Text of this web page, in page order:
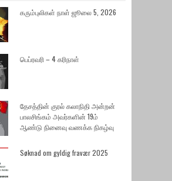
கரும்புலிகள் நாள் ஜூலை 5, 2026
பெப்ரவரி – 4 கரிநாள்
தேசத்தின் குரல் கலாநிதி அன்றன்
பாலசிங்கம் அவர்களின் 19ம்
ஆண்டு நினைவு வணக்க நிகழ்வு
Søknad om gyldig fravær 2025